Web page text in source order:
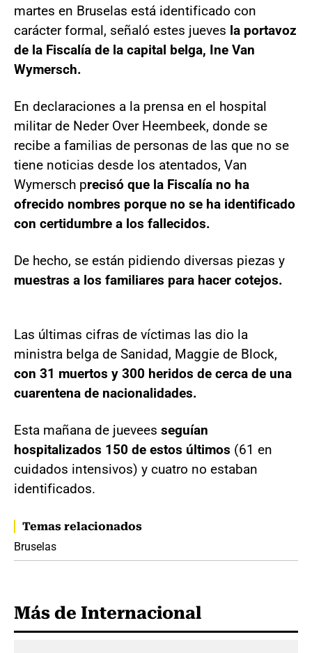
martes en Bruselas está identificado con
carácter formal, señaló estes jueves la portavoz
de la Fiscalía de la capital belga, Ine Van
Wymersch.
En declaraciones a la prensa en el hospital
militar de Neder Over Heembeek, donde se
recibe a familias de personas de las que no se
tiene noticias desde los atentados, Van
Wymersch precisó que la Fiscalía no ha
ofrecido nombres porque no se ha identificado
con certidumbre a los fallecidos.
De hecho, se están pidiendo diversas piezas y
muestras a los familiares para hacer cotejos.
Las últimas cifras de víctimas las dio la
ministra belga de Sanidad, Maggie de Block,
con 31 muertos y 300 heridos de cerca de una
cuarentena de nacionalidades.
Esta mañana de juevees seguían
hospitalizados 150 de estos últimos (61 en
cuidados intensivos) y cuatro no estaban
identificados.
Temas relacionados
Bruselas
Más de Internacional